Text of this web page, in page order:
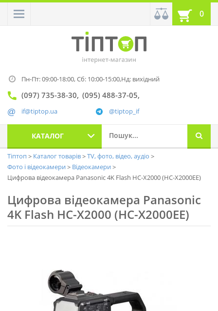
0
Пн-Пт: 09:00-18:00,Сб: 10:00-15:00,Нд: вихідний
(097) 735-38-30 (095) 488-37-05
@tiptop_if
if@tiptop.ua
КАТАЛОГ
Тіптоп Каталог товарів
TV, фото, відео, аудіо
Фото і відеокамери
Відеокамери
Цифрова відеокамера Panasonic 4K Flash HC-X2000 (HC-X2000EE)
Цифрова відеокамера Panasonic
4K Flash HC-X2000 (HC-X2000EE)